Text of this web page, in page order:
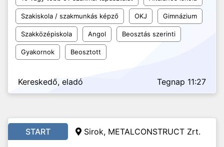
Szakiskola / szakmunkás képző OKJ Gimnázium
Szakközépiskola Angol Beosztás szerinti
Gyakornok Beosztott
Kereskedő, eladó Tegnap 11:27
START Sirok, METALCONSTRUCT Zrt.